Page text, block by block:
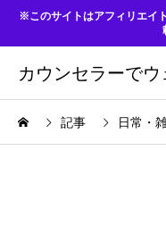
※このサイトはアフィリエイ
カウンセラーで
記事 日常・